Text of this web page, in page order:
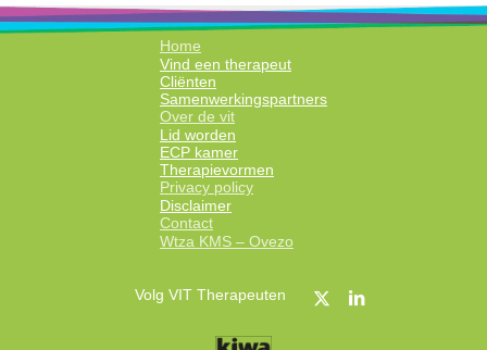
Home
Vind een therapeut
Cliënten
Samenwerkingspartners
Over de vit
Lid worden
ECP kamer
Therapievormen
Privacy policy
Disclaimer
Contact
Wtza KMS – Ovezo
Volg VIT Therapeuten